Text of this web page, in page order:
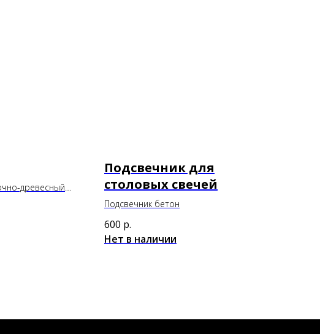
древесный
и
Подсвечник для
столовых свечей
Подсвечник бетон
600 р.
Нет в наличии